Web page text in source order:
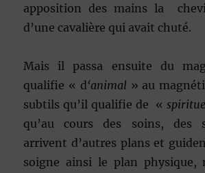
apposition des mains la
d’une cavalière qui avait chuté.
Mais il passa ensuite du
qualifie « d‘animal » au
subtils qu’il qualifie de «
qu’au cours des soins, des
arrivent d’autres plans et
soigne ainsi le plan